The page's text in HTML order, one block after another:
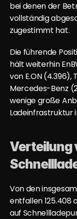
bei denen der
vollständig
zugestimmt hat.
Die führende
hält weiterhin
von E.ON (4.396),
Mercedes-Benz
wenige große
Ladeinfrastruktur
Verteilung
Von den
entfallen 125.408
auf